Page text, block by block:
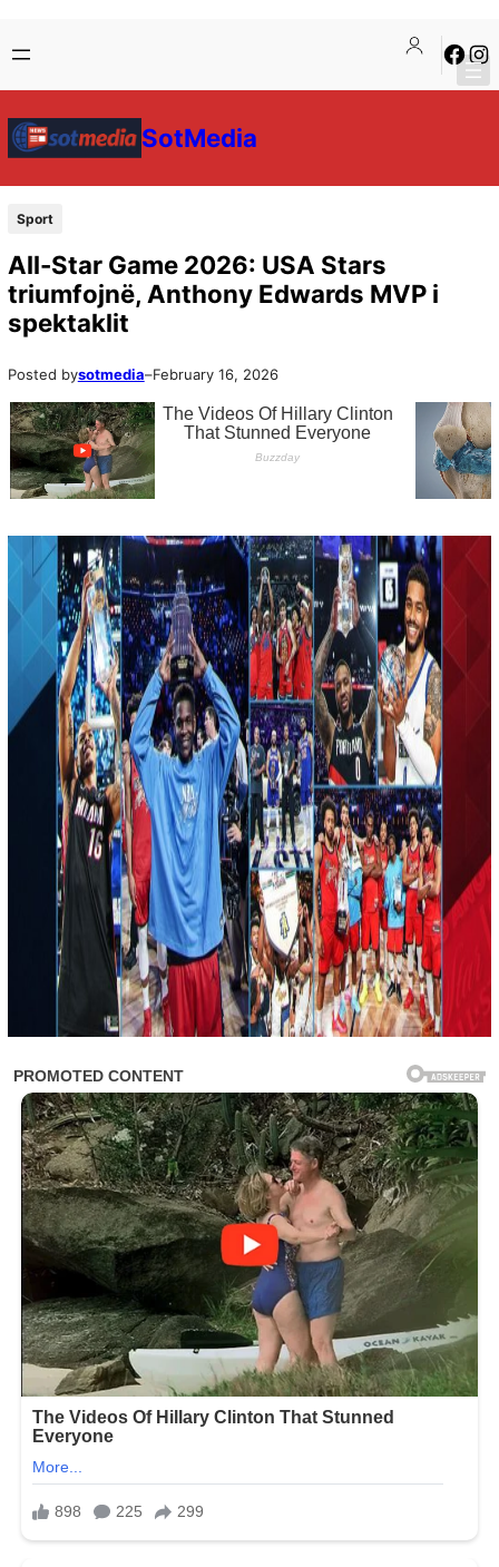
to
content
to
content
SotMedia
Sport
All-Star Game 2026: USA Stars
triumfojnë, Anthony Edwards MVP i
spektaklit
Posted bysotmedia–February 16, 2026